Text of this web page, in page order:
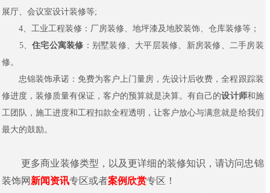
展厅、会议室设计装修等;
4、工业工程装修：厂房装修、地坪漆及地胶装饰、仓库装修等；
5、住宅公寓装修 ：别墅装修、大平层装修、新房装修、二手房装
修。
忠锦装饰承诺：免费为客户上门量房，先设计后收费，全程跟踪装
修进度，装修质量有保证，客户的预算就是决算。有自己的设计师和施
工团队，施工进度和工程扣款全程透明，让客户放心与满意就是给我们
最大的鼓励。
更多商业装修类型，以及更详细的装修知识，请访问忠锦
装饰网 新闻资讯专区或者案例欣赏专区！